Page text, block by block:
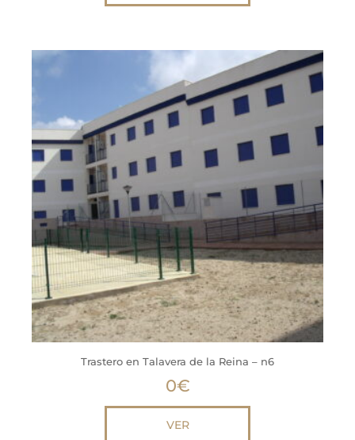
Trastero en Talavera de la Reina – n6
0€
VER